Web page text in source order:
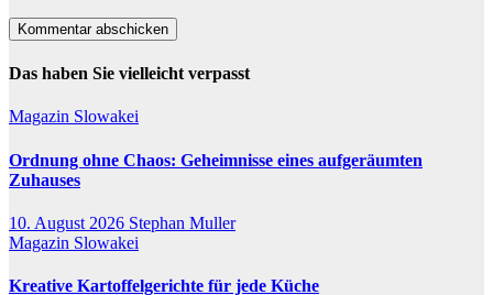
Das haben Sie vielleicht verpasst
Magazin Slowakei
Ordnung ohne Chaos: Geheimnisse eines aufgeräumten
Zuhauses
10. August 2026 Stephan Muller
Magazin Slowakei
Kreative Kartoffelgerichte für jede Küche